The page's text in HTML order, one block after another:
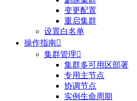
变更配置
重启集群
设置白名单
操作指南
集群管理
集群多可用区部署
专用主节点
协调节点
实例生命周期